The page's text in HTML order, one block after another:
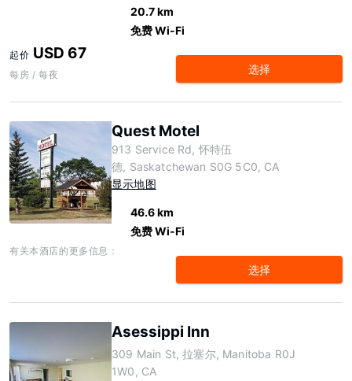
20.7 km
免费 Wi-Fi
起价 USD 67
每房 / 每夜 选择
Quest Motel
913 Service Rd, 怀特伍
德, Saskatchewan S0G 5C0, CA
显示地图
46.6 km
免费 Wi-Fi
有关本酒店的更多信息：
选择
Asessippi Inn
309 Main St, 拉塞尔, Manitoba R0J
1W0, CA